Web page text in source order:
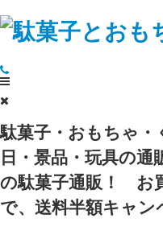
駄菓子・おもちゃ・
日・景品・玩具の通
の駄菓子通販！
お
で、送料半額キャン